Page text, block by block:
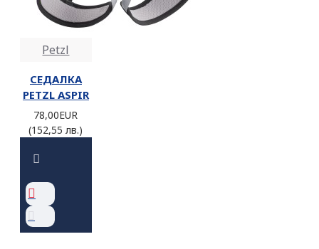
Petzl
СЕДАЛКА
PETZL ASPIR
78,00EUR
(152,55 лв.)